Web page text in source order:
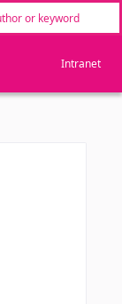
Intranet